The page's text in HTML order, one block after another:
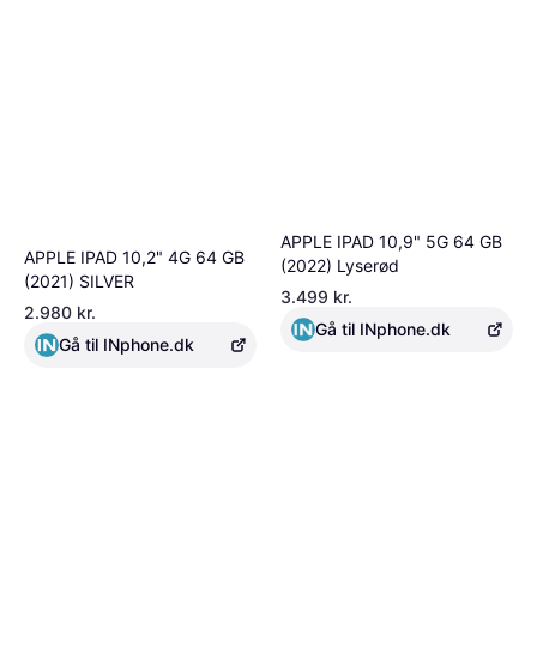
APPLE IPAD 10,2" 4G 64 GB
(2021) SILVER
2.980 kr.
Gå til INphone.dk
APPLE IPAD 10,9" 5G 64 GB
(2022) Lyserød
3.499 kr.
Gå til INphone.dk